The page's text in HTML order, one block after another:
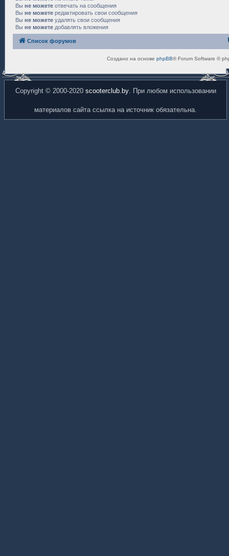
Вы не можете отвечать на сообщения
Вы не можете редактировать свои сообщения
Вы не можете удалять свои сообщения
Вы не можете добавлять вложения
Список форумов
Создано на основе phpBB® Forum Software ©
Copyright © 2000-2020 scooterclub.by. При любом использовании
материалов сайта ссылка на источник обязательна.